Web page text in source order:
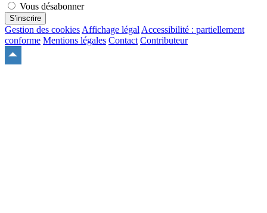
Vous désabonner
S'inscrire
Gestion des cookies Affichage légal Accessibilité : partiellement
conforme Mentions légales Contact Contributeur